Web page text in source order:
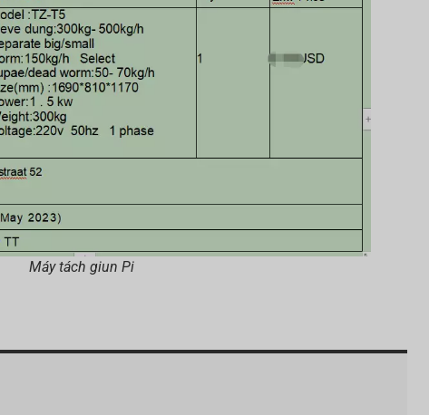
Máy tách giun Pi